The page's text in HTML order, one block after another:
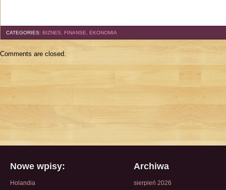
CATEGORIES: BIZNES, FINANSE, EKONOMIA
Comments are closed.
Nowe wpisy:
Holandia
Archiwa
sierpień 2026